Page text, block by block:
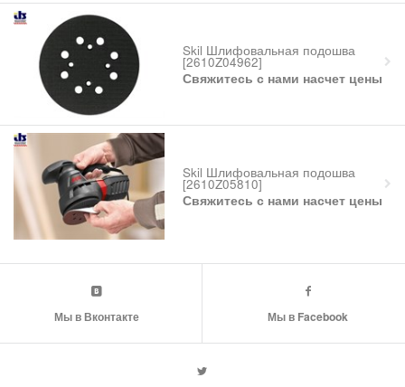
Skil Шлифовальная подошва
[2610Z04962]
Свяжитесь с нами насчет цены
Skil Шлифовальная подошва
[2610Z05810]
Свяжитесь с нами насчет цены
Мы в Вконтакте Мы в Facebook